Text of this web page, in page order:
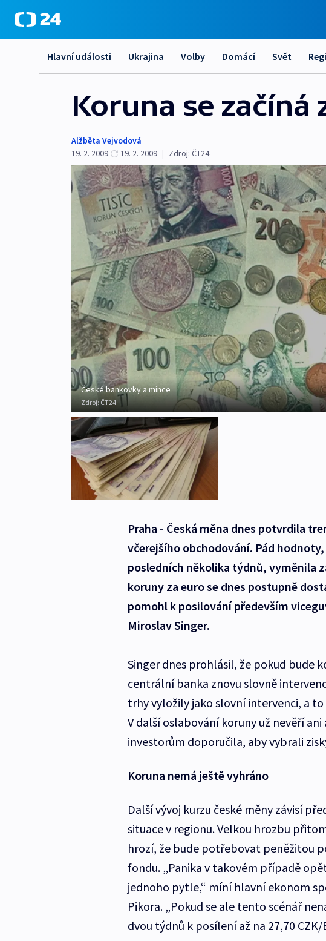
Hlavní události Ukrajina Volby Domácí Svět
Koruna se začíná
Alžběta Vejvodová
19. 2. 2009
19. 2. 2009 | Zdroj: ČT24
České bankovky a mince
Zdroj: ČT24
Praha - Česká měna dnes potvrdila
včerejšího obchodování. Pád
posledních několika týdnů, vyměnila
koruny za euro se dnes postupně
pomohl k posilování především
Miroslav Singer.
Singer dnes prohlásil, že pokud bude
centrální banka znovu slovně
trhy vyložily jako slovní intervenci, a
V další oslabování koruny už nevěří
investorům doporučila, aby vybrali
Koruna nemá ještě vyhráno
Další vývoj kurzu české měny závisí
situace v regionu. Velkou hrozbu
hrozí, že bude potřebovat peněžitou
fondu. „Panika v takovém případě
jednoho pytle,“ míní hlavní ekonom
Pikora. „Pokud se ale tento scénář
dvou týdnů k posílení až na 27,70 CZK/